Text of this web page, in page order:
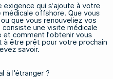
exigence qui s'ajoute à votre
offshore. Que vous
que vous renouveliez vos
une visite médicale
comment l'obtenir vous
être prêt pour votre prochain
savoir.
à l'étranger ?